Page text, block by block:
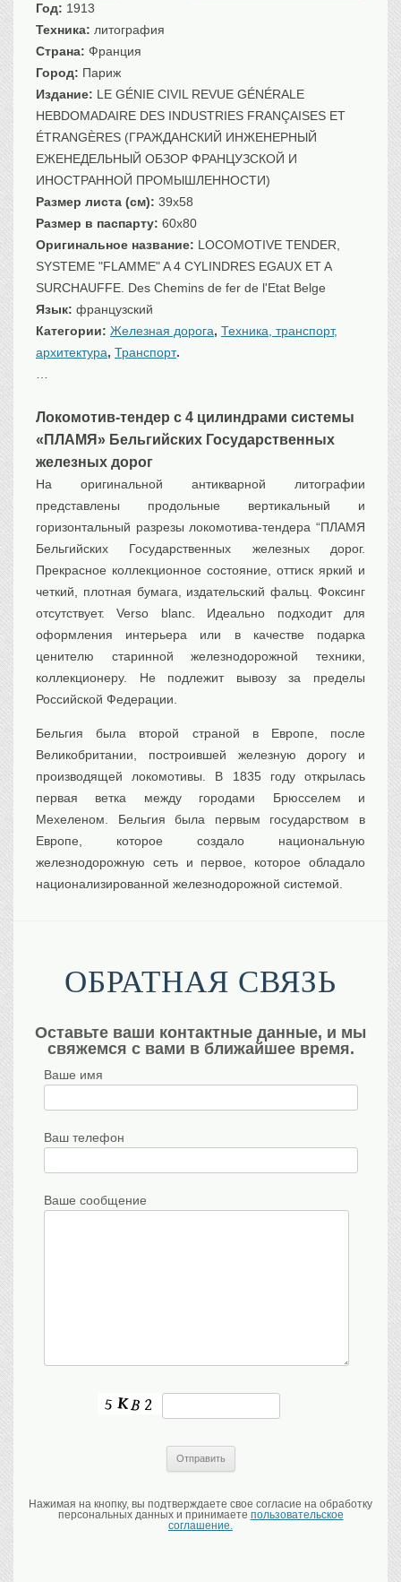
Российская империя
Прочие
Севастополь, Крым
Ценные бумаги
История моды. Униформа
Гражданская мода
Униформа
Охота. Флора. Фауна
Фауна
Флора
Охота
Рыбы, рыбалка
Архитектура
Флот, кораблестроение
Связь
Букинистика
Оружие, военная атрибутика
Досуг
Разное
Год: 1913
Техника: литография
Страна: Франция
Город: Париж
Издание: LE GÉNIE CIVIL REVUE GÉNÉRALE
HEBDOMADAIRE DES INDUSTRIES FRANÇAISES ET
ÉTRANGÈRES (ГРАЖДАНСКИЙ ИНЖЕНЕРНЫЙ
ЕЖЕНЕДЕЛЬНЫЙ ОБЗОР ФРАНЦУЗСКОЙ И
ИНОСТРАННОЙ ПРОМЫШЛЕННОСТИ)
Размер листа (см): 39x58
Размер в паспарту: 60x80
Оригинальное название: LOCOMOTIVE TENDER,
SYSTEME "FLAMME" A 4 CYLINDRES EGAUX ET A
SURCHAUFFE. Des Chemins de fer de l'Etat Belge
Язык: французский
Категории: Железная дорога, Техника, транспорт,
архитектура, Транспорт.
Локомотив-тендер с 4 цилиндрами системы
«ПЛАМЯ» Бельгийских Государственных
железных дорог
На оригинальной антикварной литографии
представлены продольные вертикальный и
горизонтальный разрезы локомотива-тендерa “ПЛАМЯ
Бельгийских Государственных железных дорог.
Прекрасное коллекционное состояние, оттиск яркий и
четкий, плотная бумага, издательский фальц. Фоксинг
отсутствует. Verso blanc. Идеально подходит для
оформления интерьера или в качестве подарка
ценителю старинной железнодорожной техники,
коллекционеру. Не подлежит вывозу за пределы
Российской Федерации.
Бельгия была второй страной в Европе, после
Великобритании, построившей железную дорогу и
производящей локомотивы. В 1835 году открылась
первая ветка между городами Брюсселем и
Мехеленом. Бельгия была первым государством в
Европе, которое создало национальную
железнодорожную сеть и первое, которое обладало
национализированной железнодорожной системой.
ОБРАТНАЯ СВЯЗЬ
Оставьте ваши контактные данные, и мы
свяжемся с вами в ближайшее время.
Ваше имя
Ваш телефон
Ваше сообщение
Нажимая на кнопку, вы подтверждаете свое согласие на обработку
персональных данных и принимаете пользовательское
соглашение.